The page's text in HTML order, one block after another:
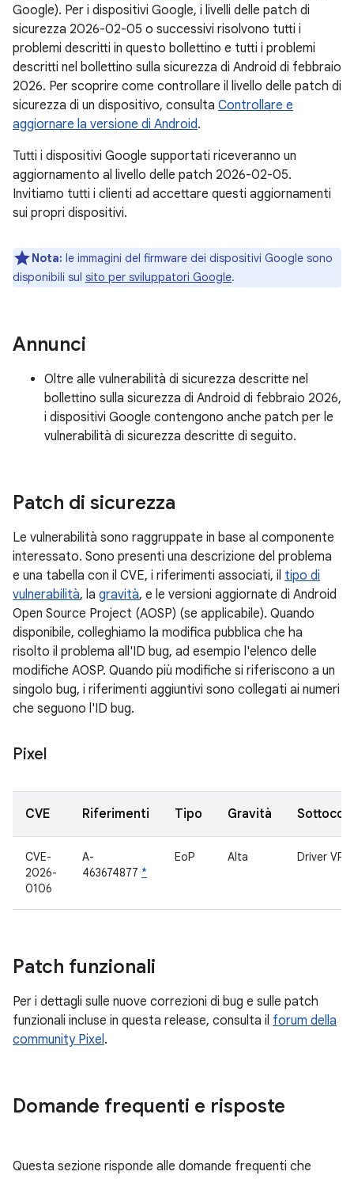
Google). Per i dispositivi Google, i livelli delle patch di
sicurezza 2026-02-05 o successivi risolvono tutti i
problemi descritti in questo bollettino e tutti i problemi
descritti nel bollettino sulla sicurezza di Android di febbraio
2026. Per scoprire come controllare il livello delle patch di
sicurezza di un dispositivo, consulta Controllare e
aggiornare la versione di Android.
Tutti i dispositivi Google supportati riceveranno un
aggiornamento al livello delle patch 2026-02-05.
Invitiamo tutti i clienti ad accettare questi aggiornamenti
sui propri dispositivi.
Nota: le immagini del firmware dei dispositivi Google sono
disponibili sul sito per sviluppatori Google.
Annunci
Oltre alle vulnerabilità di sicurezza descritte nel
bollettino sulla sicurezza di Android di febbraio 2026,
i dispositivi Google contengono anche patch per le
vulnerabilità di sicurezza descritte di seguito.
Patch di sicurezza
Le vulnerabilità sono raggruppate in base al componente
interessato. Sono presenti una descrizione del problema
e una tabella con il CVE, i riferimenti associati, il tipo di
vulnerabilità, la gravità, e le versioni aggiornate di Android
Open Source Project (AOSP) (se applicabile). Quando
disponibile, colleghiamo la modifica pubblica che ha
risolto il problema all'ID bug, ad esempio l'elenco delle
modifiche AOSP. Quando più modifiche si riferiscono a un
singolo bug, i riferimenti aggiuntivi sono collegati ai numeri
che seguono l'ID bug.
Pixel
CVE Riferimenti Tipo Gravità
CVE-
2026-
0106
A-
463674877 *
EoP Alta Driver VPU
Patch funzionali
Per i dettagli sulle nuove correzioni di bug e sulle patch
funzionali incluse in questa release, consulta il forum della
community Pixel.
Domande frequenti e risposte
Questa sezione risponde alle domande frequenti che